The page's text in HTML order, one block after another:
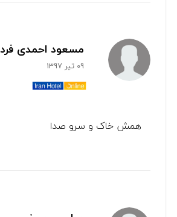
مسعود احمدی فرد
09 تیر 1397
همش خاک و سرو صدا